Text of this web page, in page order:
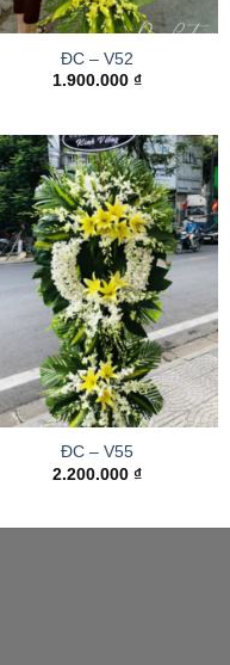
ĐC – V52
1.900.000 ₫
ĐC – V55
2.200.000 ₫